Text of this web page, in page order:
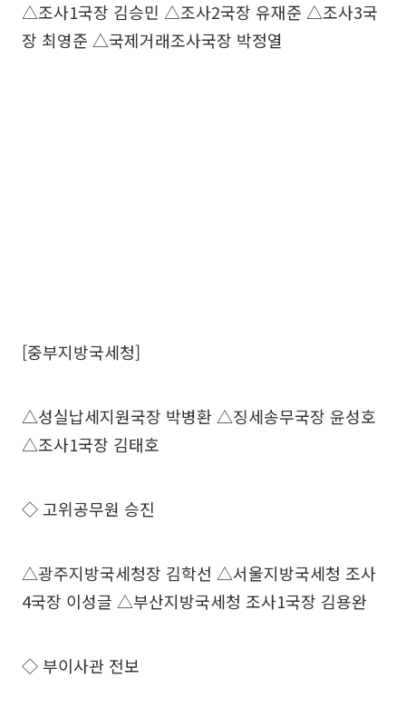
△조사1국장 김승민 △조사2국장 유재준 △조사3국
장 최영준 △국제거래조사국장 박정열
[중부지방국세청]
△성실납세지원국장 박병환 △징세송무국장 윤성호
△조사1국장 김태호
◇ 고위공무원 승진
△광주지방국세청장 김학선 △서울지방국세청 조사
4국장 이성글 △부산지방국세청 조사1국장 김용완
◇ 부이사관 전보